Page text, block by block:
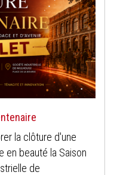
la clôture d'une
en beauté la Saison
de